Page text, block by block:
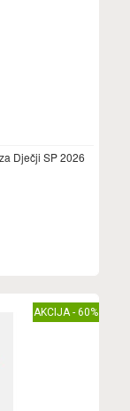
Dječji SP 2026
AKCIJA - 60%